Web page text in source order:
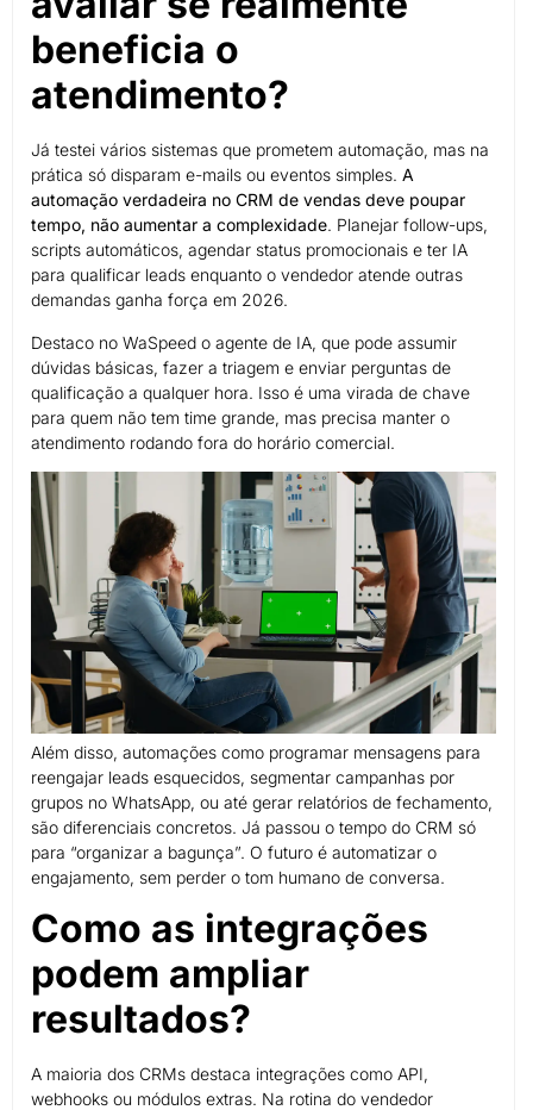
beneficia o
atendimento?
Já testei vários sistemas que prometem automação, mas na
prática só disparam e-mails ou eventos simples. A
automação verdadeira no CRM de vendas deve poupar
tempo, não aumentar a complexidade. Planejar follow-ups,
scripts automáticos, agendar status promocionais e ter IA
para qualificar leads enquanto o vendedor atende outras
demandas ganha força em 2026.
Destaco no WaSpeed o agente de IA, que pode assumir
dúvidas básicas, fazer a triagem e enviar perguntas de
qualificação a qualquer hora. Isso é uma virada de chave
para quem não tem time grande, mas precisa manter o
atendimento rodando fora do horário comercial.
Além disso, automações como programar mensagens para
reengajar leads esquecidos, segmentar campanhas por
grupos no WhatsApp, ou até gerar relatórios de fechamento,
são diferenciais concretos. Já passou o tempo do CRM só
para “organizar a bagunça”. O futuro é automatizar o
engajamento, sem perder o tom humano de conversa.
Como as integrações
podem ampliar
resultados?
A maioria dos CRMs destaca integrações como API,
webhooks ou módulos extras. Na rotina do vendedor